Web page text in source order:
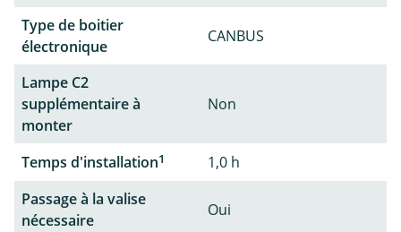
Type de boitier
électronique
CANBUS
Lampe C2
supplémentaire à
monter
Non
Temps d'installation1
1,0 h
Passage à la valise
nécessaire
Oui